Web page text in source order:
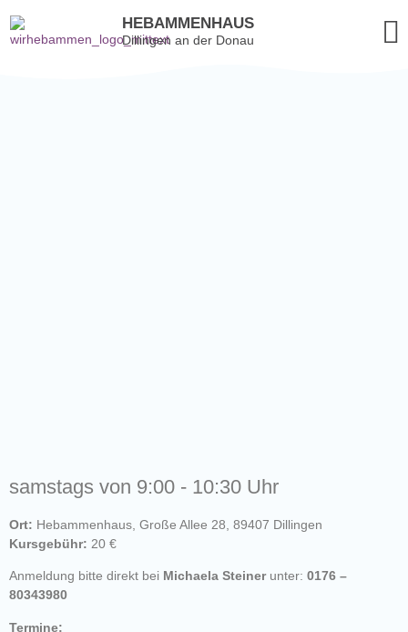
HEBAMMENHAUS
Dillingen an der Donau
samstags von 9:00 - 10:30 Uhr
Ort: Hebammenhaus, Große Allee 28, 89407 Dillingen
Kursgebühr: 20 €
Anmeldung bitte direkt bei Michaela Steiner unter: 0176 –
80343980
Termine: